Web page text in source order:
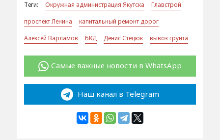
Теги: Окружная администрация Якутска
Главстрой
проспект Ленина
капитальный ремонт дорог
Алексей Варламов
БКД Денис Стецюк вывоз грунта
Самые важные новости в WhatsApp
Наш канал в Telegram